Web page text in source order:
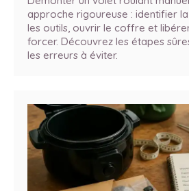
approche rigoureuse : identifier
les outils, ouvrir le coffre et
forcer. Découvrez les étapes
les erreurs à éviter.